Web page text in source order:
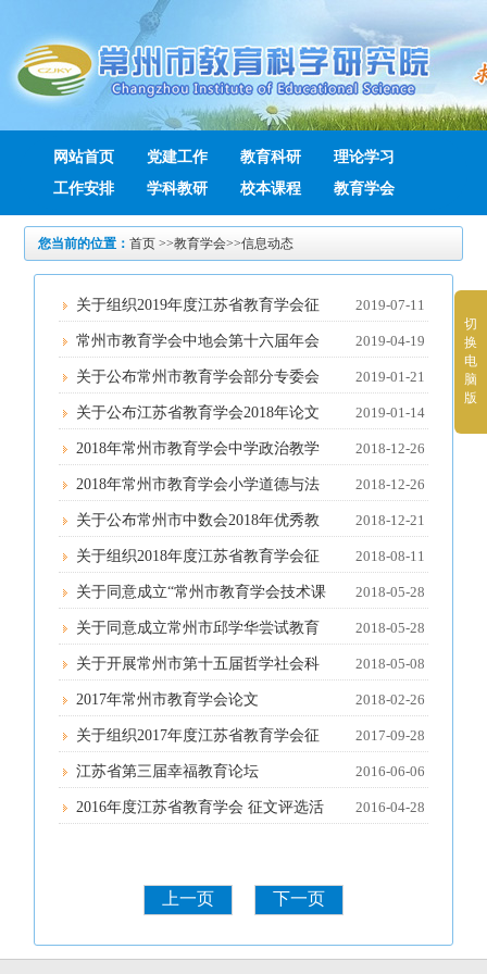
网站首页 党建工作 教育科研
理论学习
工作安排
学科教研 校本课程 教育学会
您当前的位置：首页 >>教育学会>>信息动态
关于组织2019年度江苏省教育学会征
文评选活动的通知
2019-07-11
常州市教育学会中地会第十六届年会
在淹城中学召开
2019-04-19
关于公布常州市教育学会部分专委会
2018年论文评比获奖名单的通知
2019-01-21
关于公布江苏省教育学会2018年论文
评比常州市获奖名单的通知
2019-01-14
2018年常州市教育学会中学政治教学
专业委员会年会论文评比结果的公示
2018-12-26
2018年常州市教育学会小学道德与法
治教学专业委员会年会论文评比结果
的公示
2018-12-26
关于公布常州市中数会2018年优秀教
育教学论文评选结果的通知
2018-12-21
关于组织2018年度江苏省教育学会征
文评选活动的通知
2018-08-11
关于同意成立“常州市教育学会技术课
程教育专业委员会”的批复
2018-05-28
关于同意成立常州市邱学华尝试教育
思想研究会的批复
2018-05-28
关于开展常州市第十五届哲学社会科
学优秀成果评奖的通知
2018-05-08
2017年常州市教育学会论文 2018-02-26
关于组织2017年度江苏省教育学会征
文评选活动的通知
2017-09-28
江苏省第三届幸福教育论坛 2016-06-06
2016年度江苏省教育学会 征文评选活
2016-04-28
上一页 下一页
切
换
电
脑
版